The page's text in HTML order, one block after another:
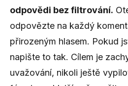
odpovědi bez filtrování.
odpovězte na každý
přirozeným hlasem. Pokud
napište to tak. Cílem je
uvažování, nikoli ještě